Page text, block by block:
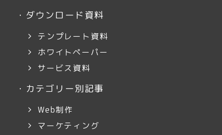
・ ダウンロード資料
テンプレート資料
ホワイトペーパー
サービス資料
・ カテゴリー別記事
Web制作
マーケティング